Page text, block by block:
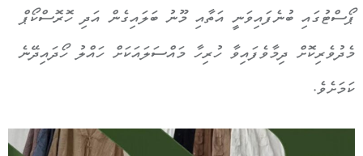
ޕޯސްޓުގައި ބުނެފައިވަނީ އަތާއި މޫނު ބަލައިގެން އަދި ހޮރޮސްކޯޕް
މެދުވެރިކޮށް ދިމާވެފައިވާ ހުރިހާ މައްސަލައަކަށް ހައްލު ހޯދައިދޭނެ
ކަމަށެވެ.